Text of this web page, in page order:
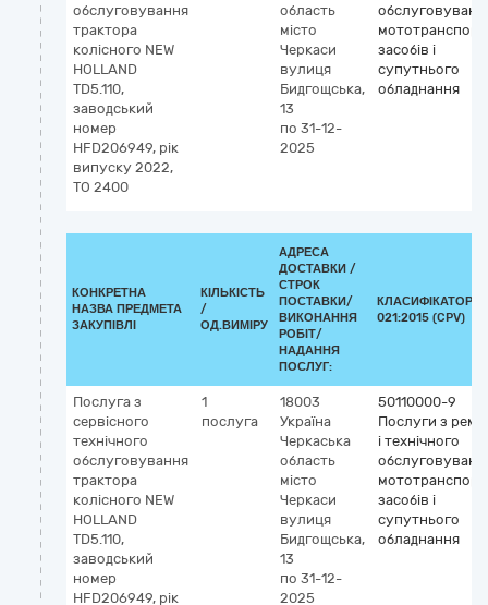
обслуговування
трактора
колісного NEW
HOLLAND
TD5.110,
заводський
номер
HFD206949, рік
випуску 2022,
ТО 2400
область
місто
Черкаси
вулиця
Бидгощська,
13
по 31-12-
2025
засобів і
супутнього
обладнання
КОНКРЕТНА
НАЗВА ПРЕДМЕТА
ЗАКУПІВЛІ
КІЛЬКІСТЬ
/
ОД.ВИМІРУ
АДРЕСА
ДОСТАВКИ /
СТРОК
ПОСТАВКИ/
ВИКОНАННЯ
РОБІТ/
НАДАННЯ
ПОСЛУГ:
КЛАСИФІКАТОР
021:2015 (CPV)
Послуга з
сервісного
технічного
обслуговування
трактора
колісного NEW
HOLLAND
TD5.110,
заводський
номер
HFD206949, рік
1
послуга
18003
Україна
Черкаська
область
місто
Черкаси
вулиця
Бидгощська,
13
по 31-12-
2025
50110000-9
Послуги з
і технічного
засобів і
супутнього
обладнання